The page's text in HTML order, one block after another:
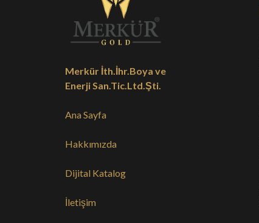
Merkür İth.İhr.Boya ve
Enerji San.Tic.Ltd.Şti.
Ana Sayfa
Hakkımızda
Dijital Katalog
İletişim